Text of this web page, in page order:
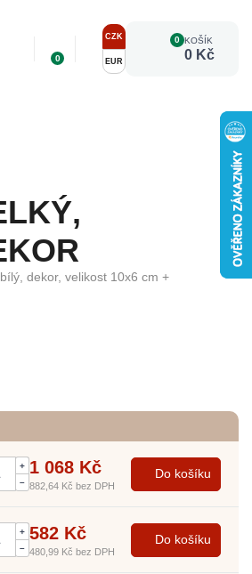
0
CZK
EUR
0 KOŠÍK
0 Kč
dekor, velikost 10x6 cm +
+
–
1 068 Kč
882,64 Kč bez DPH
Do košíku
+
–
582 Kč
480,99 Kč bez DPH
Do košíku